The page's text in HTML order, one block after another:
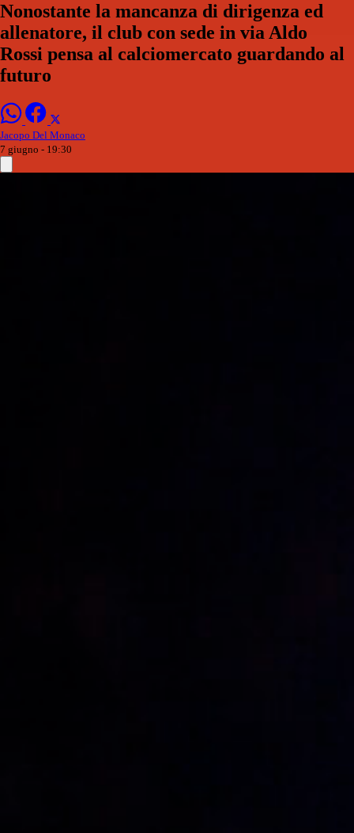
Nonostante la mancanza di dirigenza ed
allenatore, il club con sede in via Aldo
Rossi pensa al calciomercato guardando al
futuro
Jacopo Del Monaco
7 giugno - 19:30